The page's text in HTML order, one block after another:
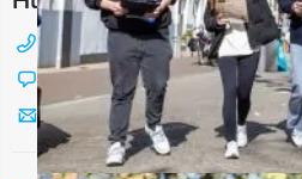
088 428 81 17
Chat met Jeroen
Stuur ons een mailtje